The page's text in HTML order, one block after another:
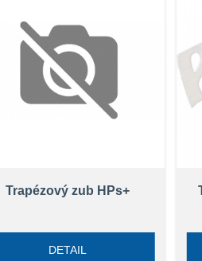
Trapézový zub HPs+
DETAIL